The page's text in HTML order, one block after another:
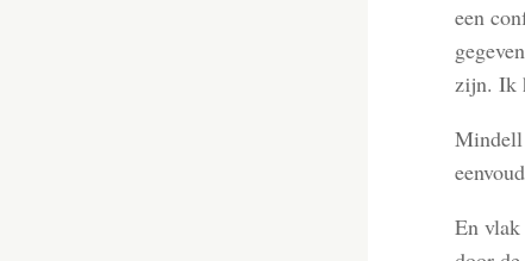
een
zijn. Ik
Mindell
En